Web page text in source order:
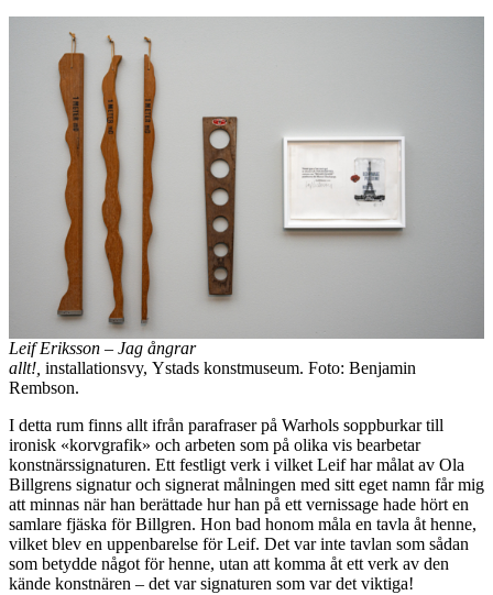
Leif Eriksson – Jag ångrar
allt!, installationsvy, Ystads konstmuseum. Foto: Benjamin
Rembson.
I detta rum finns allt ifrån parafraser på Warhols soppburkar till
ironisk «korvgrafik» och arbeten som på olika vis bearbetar
konstnärssignaturen. Ett festligt verk i vilket Leif har målat av Ola
Billgrens signatur och signerat målningen med sitt eget namn får mig
att minnas när han berättade hur han på ett vernissage hade hört en
samlare fjäska för Billgren. Hon bad honom måla en tavla åt henne,
vilket blev en uppenbarelse för Leif. Det var inte tavlan som sådan
som betydde något för henne, utan att komma åt ett verk av den
kände konstnären – det var signaturen som var det viktiga!